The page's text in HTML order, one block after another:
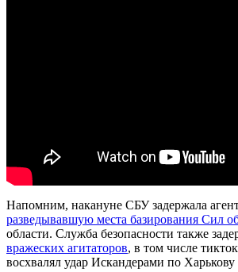
Напомним, накануне СБУ задержала
разведывавшую места базирования Сил
области. Служба безопасности также
вражеских агитаторов, в том числе
восхвалял удар Искандерами по Харькову